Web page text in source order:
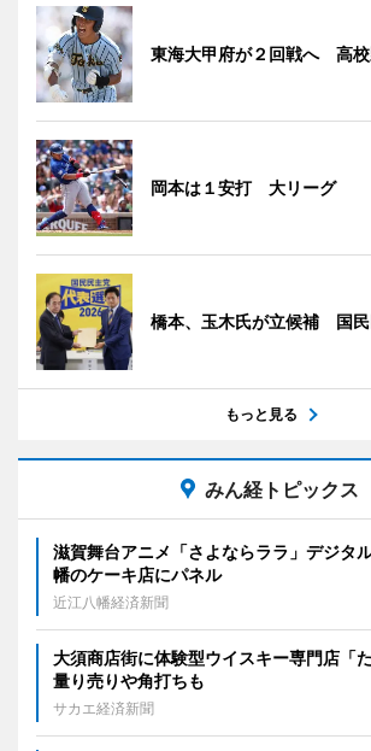
東海大甲府が２回戦へ 高
岡本は１安打 大リーグ
橋本、玉木氏が立候補 国
もっと見る
みん経トピックス
滋賀舞台アニメ「さよならララ」デジタ
幡のケーキ店にパネル
近江八幡経済新聞
大須商店街に体験型ウイスキー専門店「
量り売りや角打ちも
サカエ経済新聞